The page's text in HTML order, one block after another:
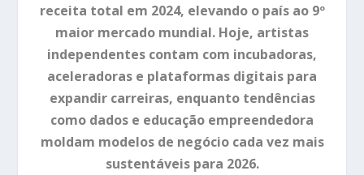
receita total em 2024, elevando o país ao 9º
maior mercado mundial. Hoje, artistas
independentes contam com incubadoras,
aceleradoras e plataformas digitais para
expandir carreiras, enquanto tendências
como dados e educação empreendedora
moldam modelos de negócio cada vez mais
sustentáveis para 2026.